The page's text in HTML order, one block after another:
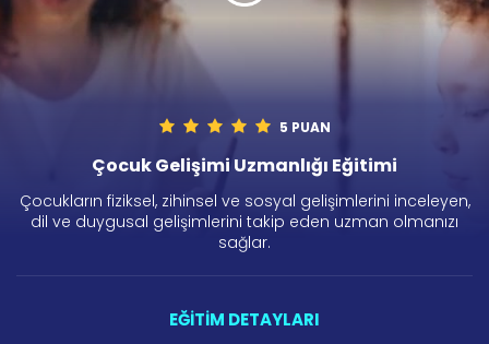
5 PUAN
Çocuk Gelişimi Uzmanlığı Eğitimi
Çocukların fiziksel, zihinsel ve sosyal gelişimlerini inceleyen,
dil ve duygusal gelişimlerini takip eden uzman olmanızı
sağlar.
EĞİTİM DETAYLARI